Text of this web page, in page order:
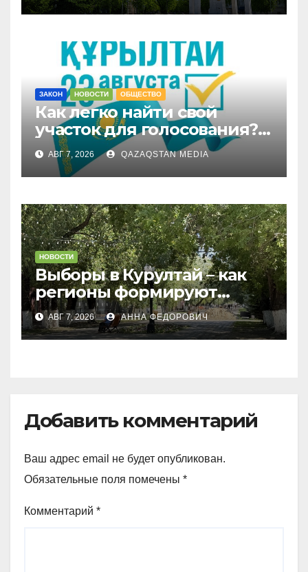
ЗАКОН НОВОСТИ ОБЩЕСТВО
Как легко найти свой
участок для голосования?
Запущен онлайн-сервис
АВГ 7, 2026 QAZAQSTAN MEDIA
НОВОСТИ
Выборы в Курултай – как
регионы формируют
политическую повестку
АВГ 7, 2026 АННА ФЕДОРОВИЧ
Добавить комментарий
Ваш адрес email не будет опубликован.
Обязательные поля помечены *
Комментарий *